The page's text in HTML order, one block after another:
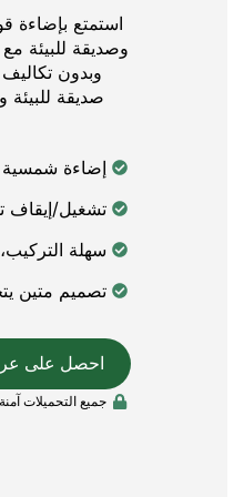
استمتع بإضاءة
وصديقة للبيئة
وبدون
صديقة
إضاءة شمسية
تشغيل/إيقاف
سهلة
تصميم متين
احصل على
جميع التحميلات